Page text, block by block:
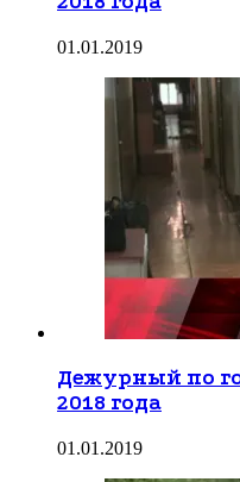
01.01.2019
Дежурный по
2018 года
01.01.2019